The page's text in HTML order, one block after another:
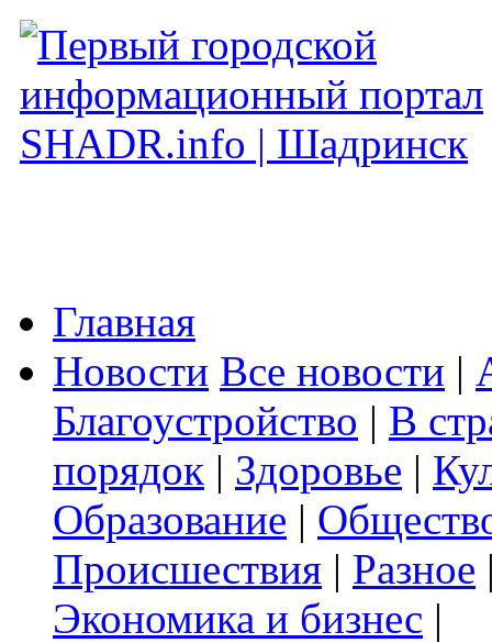
Главная
Новости Все новости |
Благоустройство | В
порядок | Здоровье |
Образование |
Происшествия | Разное
Экономика и бизнес |